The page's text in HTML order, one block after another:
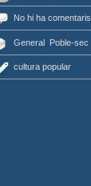
No hi ha comentaris
General, Poble-sec
cultura popular